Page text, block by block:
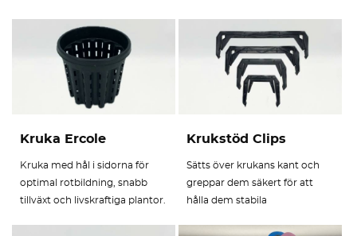
Kruka Ercole
Kruka med hål i sidorna för
optimal rotbildning, snabb
tillväxt och livskraftiga plantor.
Krukstöd Clips
Sätts över krukans kant och
greppar dem säkert för att
hålla dem stabila